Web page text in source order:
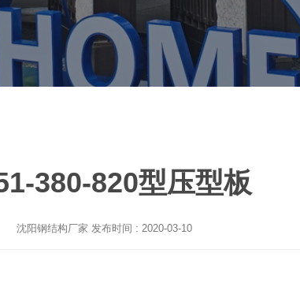
380-820型压型板
沈阳钢结构厂家 发布时间 : 2020-03-10